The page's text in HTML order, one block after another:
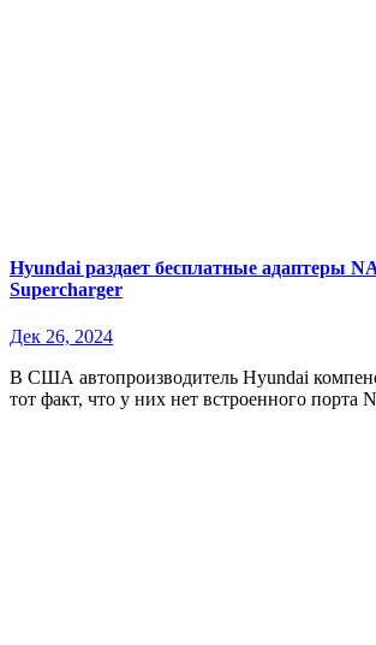
Hyundai раздает бесплатные адаптеры
Supercharger
Дек 26, 2024
В США автопроизводитель Hyundai компенсирует клиентам
тот факт, что у них нет встроенного порта